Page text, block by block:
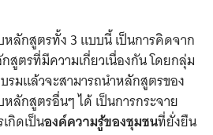
ลักสูตรทั้ง 3 แบบนี้ เป็นการคิดจาก
ตรที่มีความเกี่ยวเนื่องกัน โดยกลุ่ม
รมแล้วจะสามารถนำหลักสูตรของ
หลักสูตรอื่นๆ ได้ เป็นการกระจาย
กิดเป็นองค์ความรู้ของชุมชนที่ยั่งยืน